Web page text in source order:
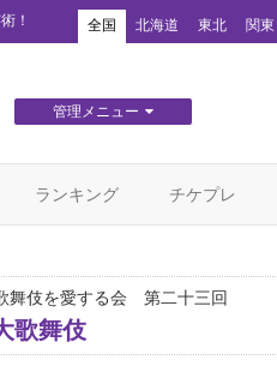
！ 全国 北海道 東北 関東
管理メニュー
ランキング チケプレ
舞伎を愛する会 第二十三回
歌舞伎